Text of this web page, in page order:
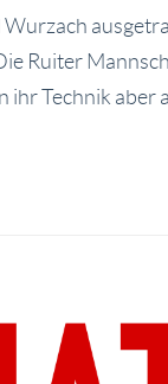
Ruiter
Technik aber